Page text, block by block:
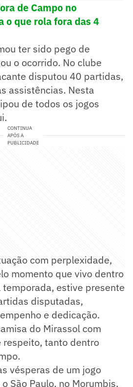
de Campo no
o que rola fora das 4
ter sido pego de
o ocorrido. No clube
disputou 40 partidas,
assistências. Nesta
de todos os jogos
CONTINUA
APÓS A
PUBLICIDADE
com perplexidade,
momento que vivo dentro
estive presente
disputadas,
e dedicação.
do Mirassol com
respeito, tanto dentro
vésperas de um jogo
São Paulo, no Morumbis,